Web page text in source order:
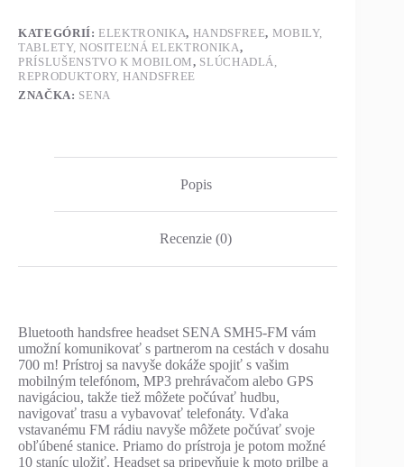
KATEGÓRIÍ:ELEKTRONIKA, HANDSFREE, MOBILY,
TABLETY, NOSITEĽNÁ ELEKTRONIKA,
PRÍSLUŠENSTVO K MOBILOM, SLÚCHADLÁ,
REPRODUKTORY, HANDSFREE
ZNAČKA: SENA
Popis
Recenzie (0)
Bluetooth handsfree headset SENA SMH5-FM vám
umožní komunikovať s partnerom na cestách v dosahu
700 m! Prístroj sa navyše dokáže spojiť s vašim
mobilným telefónom, MP3 prehrávačom alebo GPS
navigáciou, takže tiež môžete počúvať hudbu,
navigovať trasu a vybavovať telefonáty. Vďaka
vstavanému FM rádiu navyše môžete počúvať svoje
obľúbené stanice. Priamo do prístroja je potom možné
10 staníc uložiť. Headset sa pripevňuje k moto prilbe a